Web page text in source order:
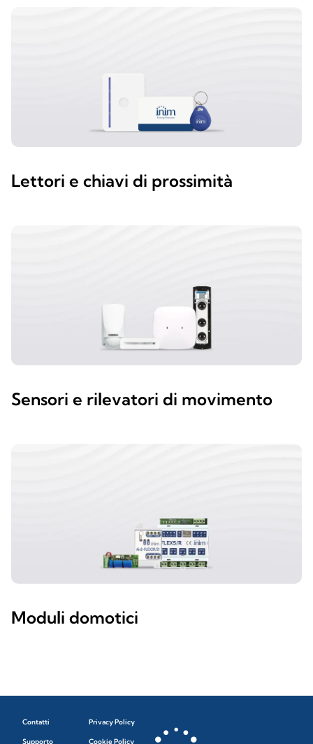
Lettori e chiavi di prossimità
Sensori e rilevatori di movimento
Moduli domotici
Contatti
Supporto
Privacy Policy
Cookie Policy